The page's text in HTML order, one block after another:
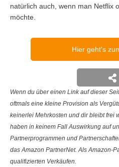
natürlich auch, wenn man Netflix
möchte.
Hier geht's
Wenn du über einen Link auf dieser
oftmals eine kleine Provision als
keinerlei Mehrkosten und dir bleibt frei
haben in keinem Fall Auswirkung auf
Partnerprogrammen und
das Amazon PartnerNet. Als Amazon-
qualifizierten Verkäufen.